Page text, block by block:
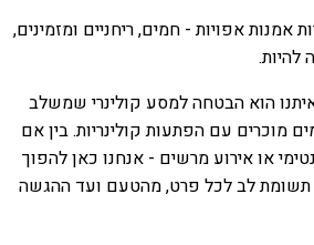
אמנות אפויות - חמים, ריחניים ומזמינים,
להיות.
הוא הבטחה למסע קולינרי שמשלב
מוכרים עם הפתעות קולינריות. בין אם
או אירוע מרשים - אנחנו כאן להפוך
תשומת לב לכל פרט, מהטעם ועד ההגשה